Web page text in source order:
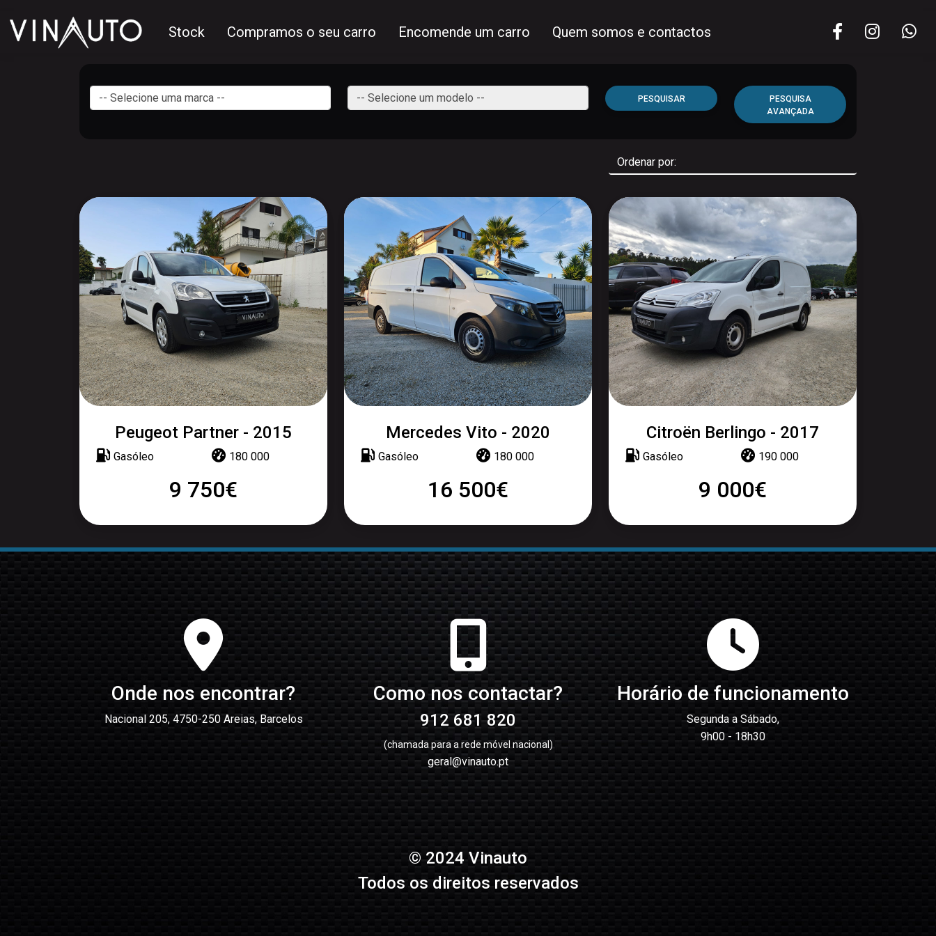
Stock Compramos o seu carro Encomende um carro Quem somos e contactos
PESQUISAR
PESQUISA
AVANÇADA
Peugeot Partner - 2015
Gasóleo 180 000
9 750€
Mercedes Vito - 2020
Gasóleo 180 000
16 500€
Citroën Berlingo - 2017
Gasóleo 190 000
9 000€
Onde nos encontrar?
Nacional 205, 4750-250 Areias, Barcelos
Como nos contactar?
912 681 820
(chamada para a rede móvel nacional)
geral@vinauto.pt
Horário de funcionamento
Segunda a Sábado,
9h00 - 18h30
© 2024 Vinauto
Todos os direitos reservados